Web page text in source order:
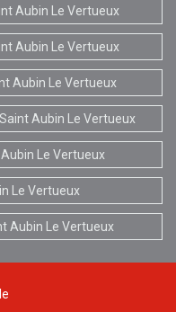
Aubin Le Vertueux
Aubin Le Vertueux
Aubin Le Vertueux
Aubin Le Vertueux
Le Vertueux
Le Vertueux
Aubin Le Vertueux